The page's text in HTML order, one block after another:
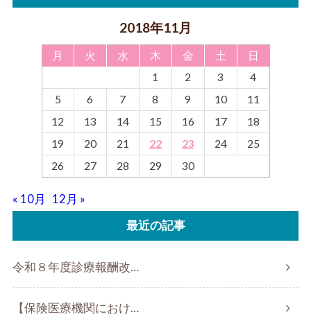
2018年11月
月 火 水 木 金 土
日
1
2 3
4
5
6 7 8 9 10
11
12
13 14 15 16 17
18
19
20 21 22 23 24
25
26
27 28 29 30
« 10月
12月 »
最近の記事
令和８年度診療報酬改…
【保険医療機関におけ…